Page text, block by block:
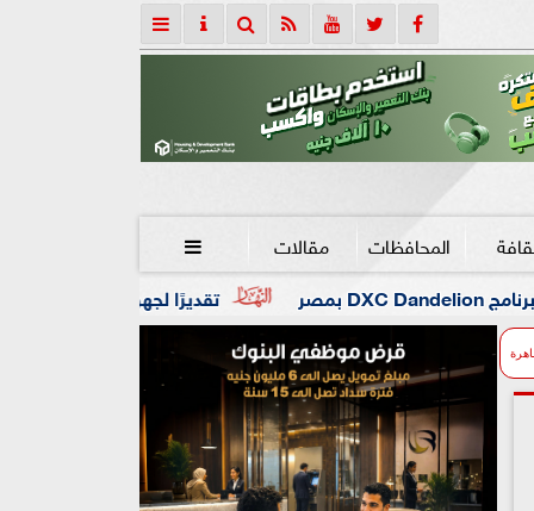
المحافظات مقالات 
تقديرًا لجهوه في تطوير التعليم.. جامعة